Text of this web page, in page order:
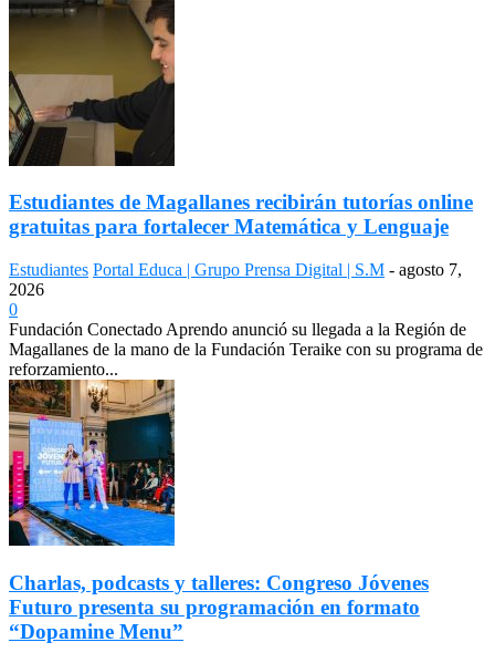
Estudiantes de Magallanes recibirán tutorías online
gratuitas para fortalecer Matemática y Lenguaje
Estudiantes Portal Educa | Grupo Prensa Digital | S.M - agosto 7,
2026
0
Fundación Conectado Aprendo anunció su llegada a la Región de
Magallanes de la mano de la Fundación Teraike con su programa de
reforzamiento...
Charlas, podcasts y talleres: Congreso Jóvenes
Futuro presenta su programación en formato
“Dopamine Menu”